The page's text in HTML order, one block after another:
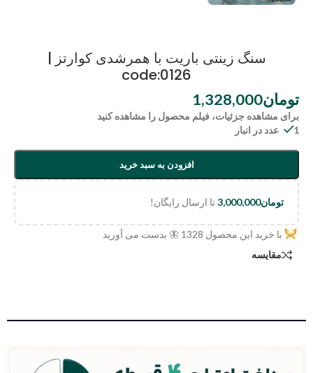
سنگ زینتی باریت با همرشدی کوارتز |
code:0126
تومان1,328,000
برای مشاهده جزئیات، فیلم محصول را مشاهده کنید
1 عدد در انبار
افزودن به سبد خرید
تومان3,000,000تا ارسال رایگان!
با خرید این محصول 1328 🦋 بدست می آورید
مقایسه